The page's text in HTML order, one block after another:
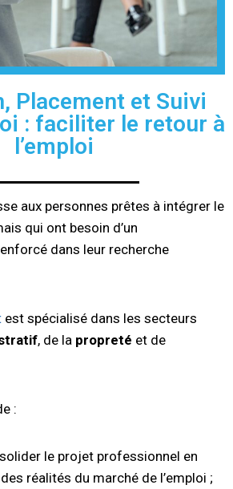
Placement et Suivi
: faciliter le retour à
l’emploi
aux personnes prêtes à intégrer le
qui ont besoin d’un
dans leur recherche
est spécialisé dans les secteurs
, de la propreté et de
:
le projet professionnel en
réalités du marché de l’emploi ;